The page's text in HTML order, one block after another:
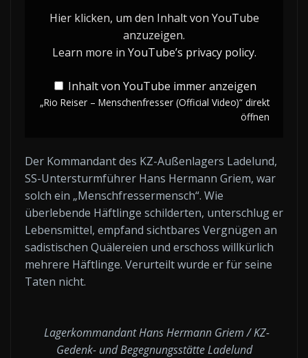
(Official
Video)“
YouTube
anzeigen
Hier klicken, um den Inhalt von YouTube
anzuzeigen.
Learn more in YouTube’s privacy policy.
Inhalt von YouTube immer anzeigen
„Rio Reiser – Menschenfresser (Official Video)“ direkt
öffnen
Der Kommandant des KZ-Außenlagers Ladelund,
SS-Untersturmführer Hans Hermann Griem, war
solch ein „Menschfressermensch“. Wie
überlebende Häftlinge schilderten, unterschlug er
Lebensmittel, empfand sichtbares Vergnügen an
sadistischen Quälereien und erschoss willkürlich
mehrere Häftlinge. Verurteilt wurde er für seine
Taten nicht.
Lager­komman­dant Hans Her­mann Griem / KZ-
Gedenk- und Begegnungsstätte Ladelund